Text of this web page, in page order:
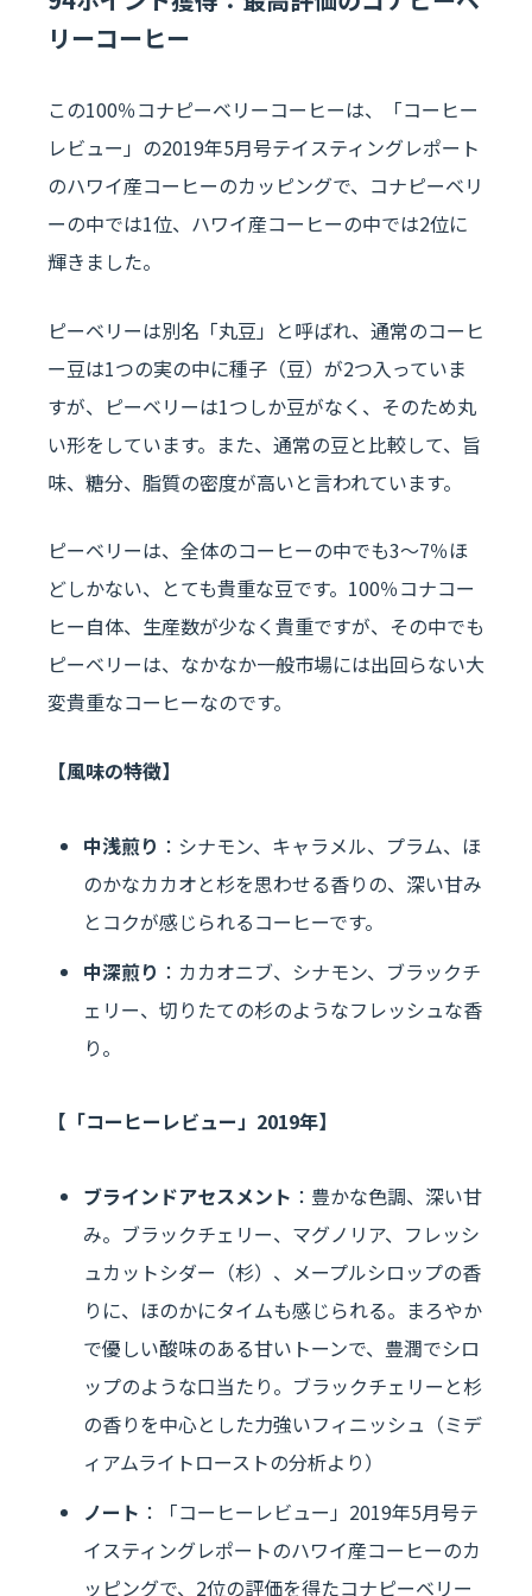
リーコーヒー
この100％コナピーベリーコーヒーは、「コーヒー
レビュー」の2019年5月号テイスティングレポート
のハワイ産コーヒーのカッピングで、コナピーベリ
ーの中では1位、ハワイ産コーヒーの中では2位に
輝きました。
ピーベリーは別名「丸豆」と呼ばれ、通常のコーヒ
ー豆は1つの実の中に種子（豆）が2つ入っていま
すが、ピーベリーは1つしか豆がなく、そのため丸
い形をしています。また、通常の豆と比較して、旨
味、糖分、脂質の密度が高いと言われています。
ピーベリーは、全体のコーヒーの中でも3～7％ほ
どしかない、とても貴重な豆です。100％コナコー
ヒー自体、生産数が少なく貴重ですが、その中でも
ピーベリーは、なかなか一般市場には出回らない大
変貴重なコーヒーなのです。
【風味の特徴】
中浅煎り ：シナモン、キャラメル、プラム、ほ
のかなカカオと杉を思わせる香りの、深い甘み
とコクが感じられるコーヒーです。
中深煎り ：カカオニブ、シナモン、ブラックチ
ェリー、切りたての杉のようなフレッシュな香
り。
【「コーヒーレビュー」2019年】
ブラインドアセスメント ：豊かな色調、深い甘
み。ブラックチェリー、マグノリア、フレッシ
ュカットシダー（杉）、メープルシロップの香
りに、ほのかにタイムも感じられる。まろやか
で優しい酸味のある甘いトーンで、豊潤でシロ
ップのような口当たり。ブラックチェリーと杉
の香りを中心とした力強いフィニッシュ（ミデ
ィアムライトローストの分析より）
ノート ：「コーヒーレビュー」2019年5月号テ
イスティングレポートのハワイ産コーヒーのカ
ッピングで、2位の評価を得たコナピーベリー